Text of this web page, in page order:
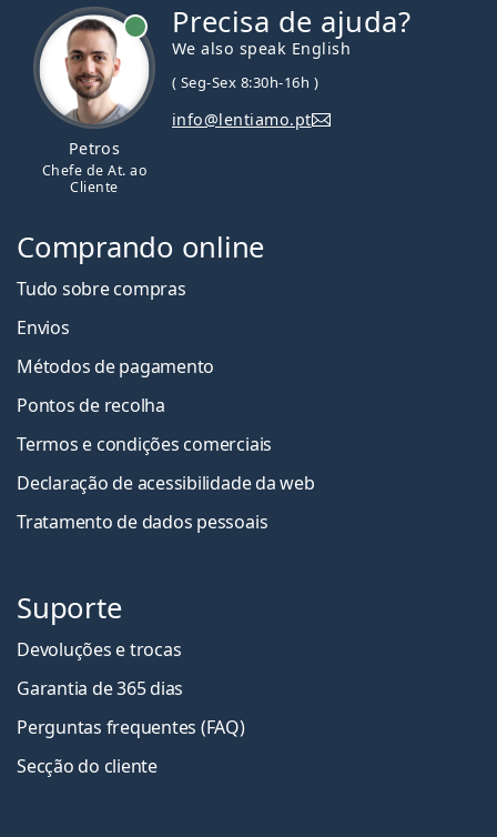
Petros
Chefe de At. ao
Cliente
Precisa de ajuda?
We also speak English
( Seg-Sex 8:30h-16h )
info@lentiamo.pt
Comprando online
Tudo sobre compras
Envios
Métodos de pagamento
Pontos de recolha
Termos e condições comerciais
Declaração de acessibilidade da web
Tratamento de dados pessoais
Suporte
Devoluções e trocas
Garantia de 365 dias
Perguntas frequentes (FAQ)
Secção do cliente